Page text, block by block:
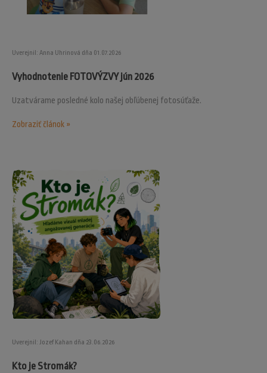
Uverejnil: Anna Uhrinová dňa 01.07.2026
Vyhodnotenie FOTOVÝZVY jún 2026
Uzatvárame posledné kolo našej obľúbenej fotosúťaže.
Zobraziť článok »
Uverejnil: Jozef Kahan dňa 23.06.2026
Kto je Stromák?